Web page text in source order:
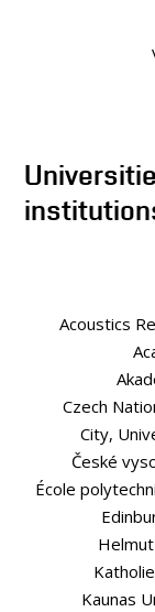
Acoustics
Czech
City,
České
École
Kaunas